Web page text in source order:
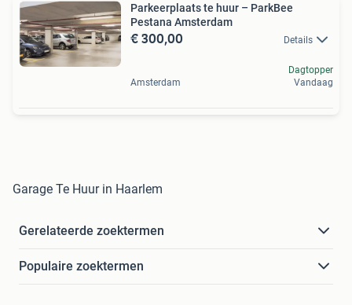
Parkeerplaats te huur – ParkBee
Pestana Amsterdam
€ 300,00 Details
Amsterdam
Dagtopper
Vandaag
Garage Te Huur in Haarlem
Gerelateerde zoektermen
Populaire zoektermen